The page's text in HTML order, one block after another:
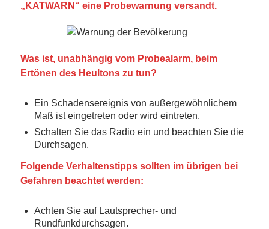
„KATWARN“ eine Probewarnung versandt.
Was ist, unabhängig vom Probealarm, beim
Ertönen des Heultons zu tun?
Ein Schadensereignis von außergewöhnlichem
Maß ist eingetreten oder wird eintreten.
Schalten Sie das Radio ein und beachten Sie die
Durchsagen.
Folgende Verhaltenstipps sollten im übrigen bei
Gefahren beachtet werden:
Achten Sie auf Lautsprecher- und
Rundfunkdurchsagen.